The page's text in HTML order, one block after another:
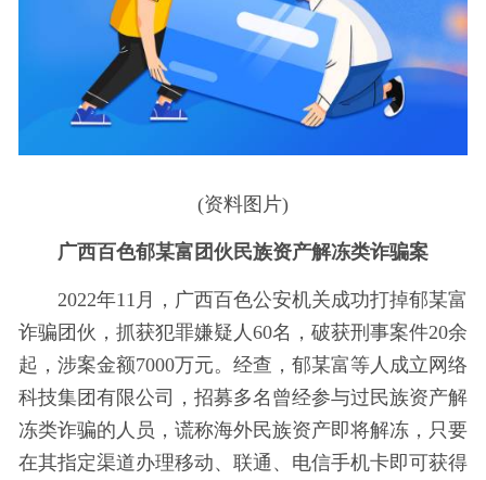
(资料图片)
广西百色郁某富团伙民族资产解冻类诈骗案
2022年11月，广西百色公安机关成功打掉郁某富
诈骗团伙，抓获犯罪嫌疑人60名，破获刑事案件20余
起，涉案金额7000万元。经查，郁某富等人成立网络
科技集团有限公司，招募多名曾经参与过民族资产解
冻类诈骗的人员，谎称海外民族资产即将解冻，只要
在其指定渠道办理移动、联通、电信手机卡即可获得